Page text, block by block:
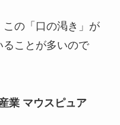
の「口の渇き」が
ることが多いので
業 マウスピュア